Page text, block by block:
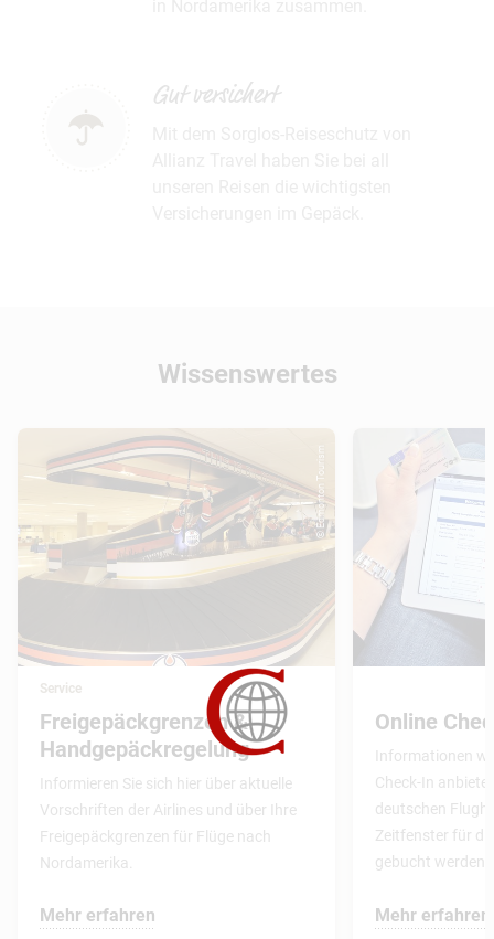
Gut versichert
Wissenswertes
© Edmonton Tourism
Service
Freigepäckgrenzen &
Handgepäckregelung
Informieren Sie sich hier über aktuelle
Vorschriften der Airlines und über Ihre
Freigepäckgrenzen für Flüge nach
Nordamerika.
Mehr erfahren
Online
Informationen
Check-In
deutschen
Zeitfenster für
gebucht werden
Mehr erfahren